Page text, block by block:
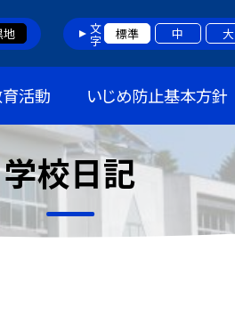
地 文字 標準 中 大
活動 いじめ防止基本方針
学校日記